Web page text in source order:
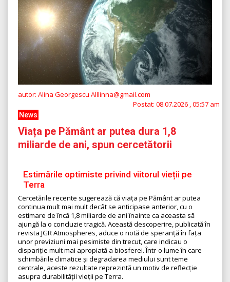
autor: Alina Georgescu Alllinna@gmail.com
Postat: 08.07.2026 , 05:57 am
News
Viața pe Pământ ar putea dura 1,8
miliarde de ani, spun cercetătorii
Estimările optimiste privind viitorul vieții pe
Terra
Cercetările recente sugerează că viața pe Pământ ar putea
continua mult mai mult decât se anticipase anterior, cu o
estimare de încă 1,8 miliarde de ani înainte ca aceasta să
ajungă la o concluzie tragică. Această descoperire, publicată în
revista JGR Atmospheres, aduce o notă de speranță în fața
unor previziuni mai pesimiste din trecut, care indicau o
dispariție mult mai apropiată a biosferei. Într-o lume în care
schimbările climatice și degradarea mediului sunt teme
centrale, aceste rezultate reprezintă un motiv de reflecție
asupra durabilității vieții pe Terra.